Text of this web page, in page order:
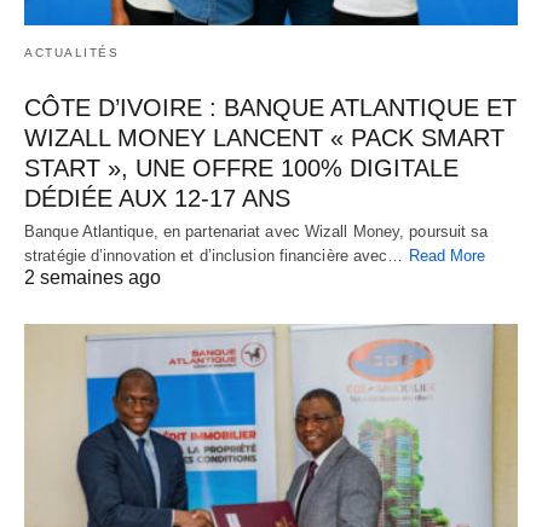
ACTUALITÉS
CÔTE D’IVOIRE : BANQUE ATLANTIQUE ET
WIZALL MONEY LANCENT « PACK SMART
START », UNE OFFRE 100% DIGITALE
DÉDIÉE AUX 12-17 ANS
Banque Atlantique, en partenariat avec Wizall Money, poursuit sa
stratégie d’innovation et d’inclusion financière avec…
Read More
2 semaines ago